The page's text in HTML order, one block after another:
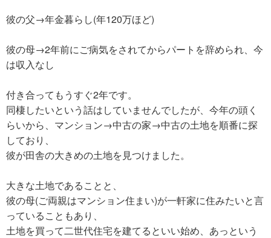
彼の父→年金暮らし(年120万ほど)
彼の母→2年前にご病気をされてからパートを辞められ、今
は収入なし
付き合ってもうすぐ2年です。
同棲したいという話はしていませんでしたが、今年の頭く
らいから、マンション→中古の家→中古の土地を順番に探
しており、
彼が田舎の大きめの土地を見つけました。
大きな土地であることと、
彼の母(ご両親はマンション住まい)が一軒家に住みたいと言
っていることもあり、
土地を買って二世代住宅を建てるといい始め、あっという